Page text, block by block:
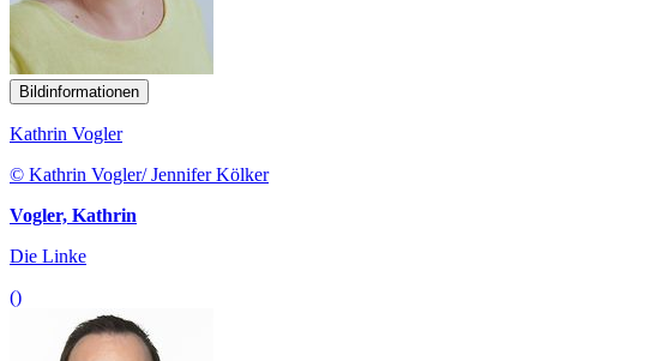
Bildinformationen
Kathrin Vogler
© Kathrin Vogler/ Jennifer Kölker
Vogler, Kathrin
Die Linke
()